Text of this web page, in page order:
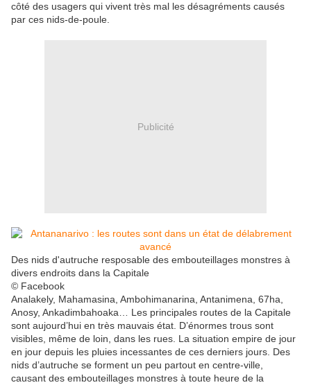
côté des usagers qui vivent très mal les désagréments causés
par ces nids-de-poule.
Publicité
Des nids d'autruche resposable des embouteillages monstres à
divers endroits dans la Capitale
© Facebook
Analakely, Mahamasina, Ambohimanarina, Antanimena, 67ha,
Anosy, Ankadimbahoaka… Les principales routes de la Capitale
sont aujourd’hui en très mauvais état. D’énormes trous sont
visibles, même de loin, dans les rues. La situation empire de jour
en jour depuis les pluies incessantes de ces derniers jours. Des
nids d’autruche se forment un peu partout en centre-ville,
causant des embouteillages monstres à toute heure de la